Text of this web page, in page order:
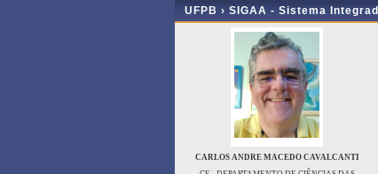
UFPB › SIGAA - Sistema
CARLOS ANDRE MACEDO CAVALCANTI